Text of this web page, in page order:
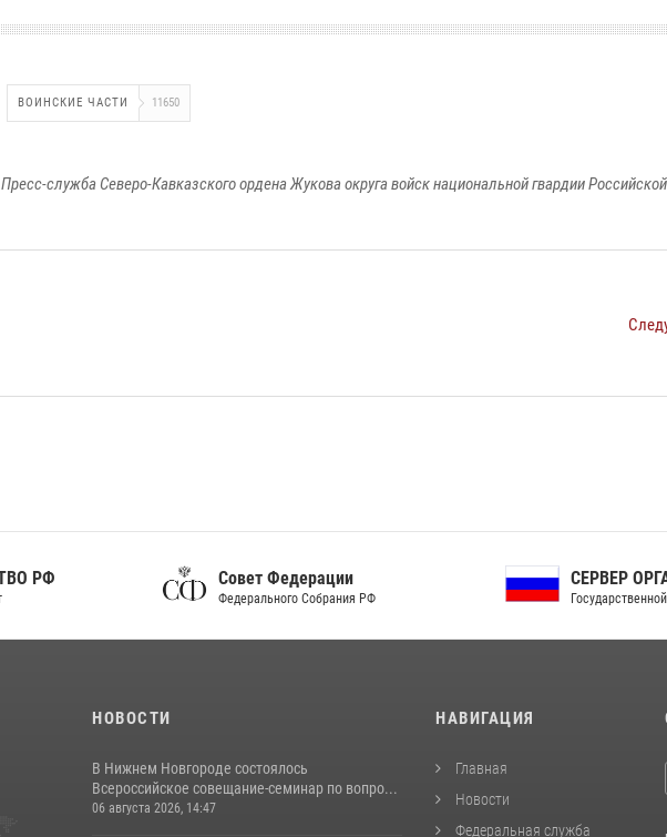
ВОИНСКИЕ ЧАСТИ 11650
Пресс-служба Северо-Кавказского ордена Жукова округа войск национальной гвардии
Совет Федерации
Федерального Собрания РФ
СЕРВЕР ОРГАНОВ
Государственной власти РФ
НОВОСТИ
В Нижнем Новгороде состоялось
Всероссийское совещание-семинар по вопро...
06 августа 2026, 14:47
НАВИГАЦИЯ
Главная
Новости
Федеральная служба